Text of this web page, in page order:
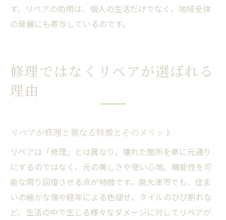
す。リペアの効用は、個人の生活だけでなく、地域全体
の発展にも寄与しているのです。
修理ではなくリペアが選ばれる
理由
リペアが修理と異なる特徴とそのメリット
リペアは「修理」とは異なり、壊れた箇所を単に元通り
にするのではなく、元の美しさや使い心地、機能性を可
能な限り回復させる点が特徴です。泉大津市でも、住ま
いの細かな傷や経年による色褪せ、タイルのひび割れな
ど、生活の中で生じる様々なダメージに対してリペアが